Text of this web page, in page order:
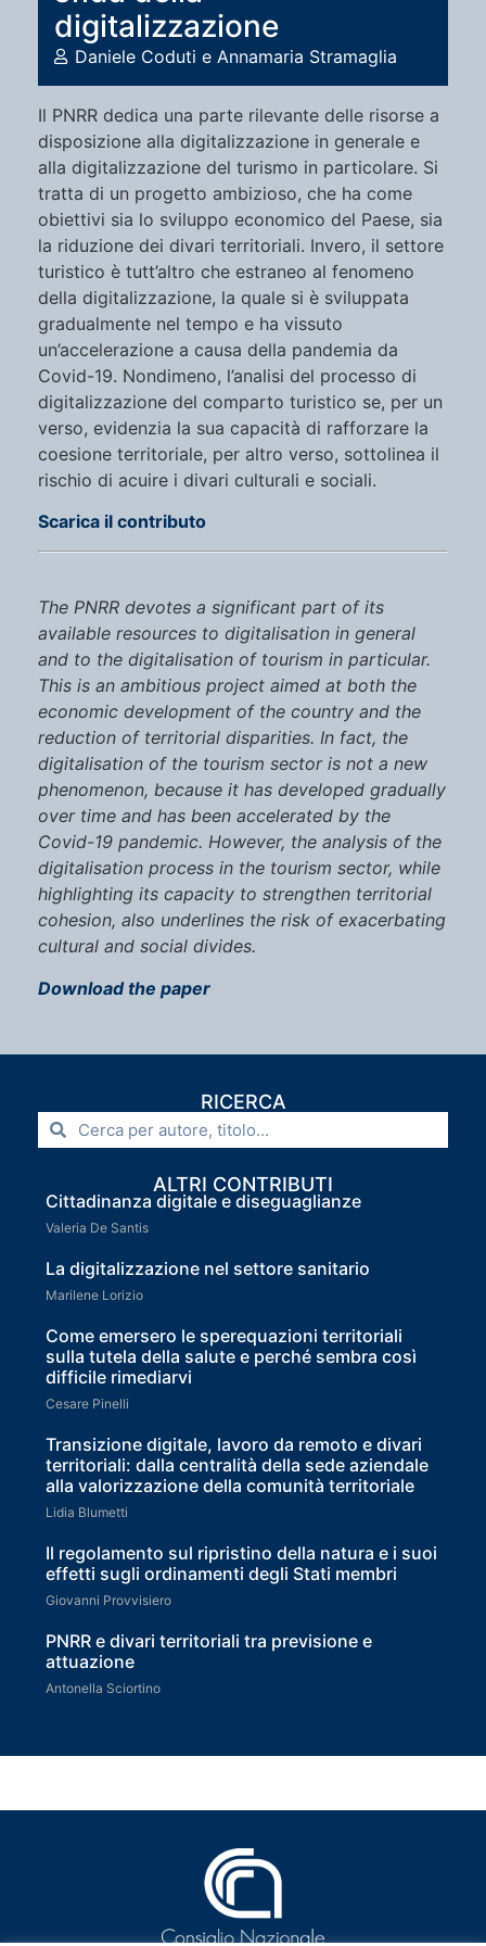
digitalizzazione
Daniele Coduti e Annamaria Stramaglia
Il PNRR dedica una parte rilevante delle risorse a
disposizione alla digitalizzazione in generale e
alla digitalizzazione del turismo in particolare. Si
tratta di un progetto ambizioso, che ha come
obiettivi sia lo sviluppo economico del Paese, sia
la riduzione dei divari territoriali. Invero, il settore
turistico è tutt’altro che estraneo al fenomeno
della digitalizzazione, la quale si è sviluppata
gradualmente nel tempo e ha vissuto
un’accelerazione a causa della pandemia da
Covid-19. Nondimeno, l’analisi del processo di
digitalizzazione del comparto turistico se, per un
verso, evidenzia la sua capacità di rafforzare la
coesione territoriale, per altro verso, sottolinea il
rischio di acuire i divari culturali e sociali.
Scarica il contributo
The PNRR devotes a significant part of its
available resources to digitalisation in general
and to the digitalisation of tourism in particular.
This is an ambitious project aimed at both the
economic development of the country and the
reduction of territorial disparities. In fact, the
digitalisation of the tourism sector is not a new
phenomenon, because it has developed gradually
over time and has been accelerated by the
Covid-19 pandemic. However, the analysis of the
digitalisation process in the tourism sector, while
highlighting its capacity to strengthen territorial
cohesion, also underlines the risk of exacerbating
cultural and social divides.
Download the paper
RICERCA
ALTRI CONTRIBUTI
Cittadinanza digitale e diseguaglianze
Valeria De Santis
La digitalizzazione nel settore sanitario
Marilene Lorizio
Come emersero le sperequazioni territoriali
sulla tutela della salute e perché sembra così
difficile rimediarvi
Cesare Pinelli
Transizione digitale, lavoro da remoto e divari
territoriali: dalla centralità della sede aziendale
alla valorizzazione della comunità territoriale
Lidia Blumetti
Il regolamento sul ripristino della natura e i suoi
effetti sugli ordinamenti degli Stati membri
Giovanni Provvisiero
PNRR e divari territoriali tra previsione e
attuazione
Antonella Sciortino